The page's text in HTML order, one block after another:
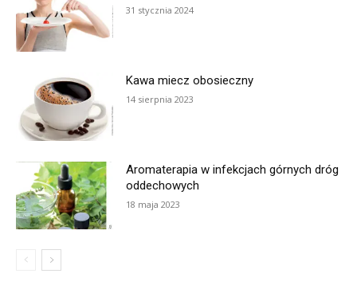
31 stycznia 2024
Kawa miecz obosieczny
14 sierpnia 2023
Aromaterapia w infekcjach górnych dróg
oddechowych
18 maja 2023